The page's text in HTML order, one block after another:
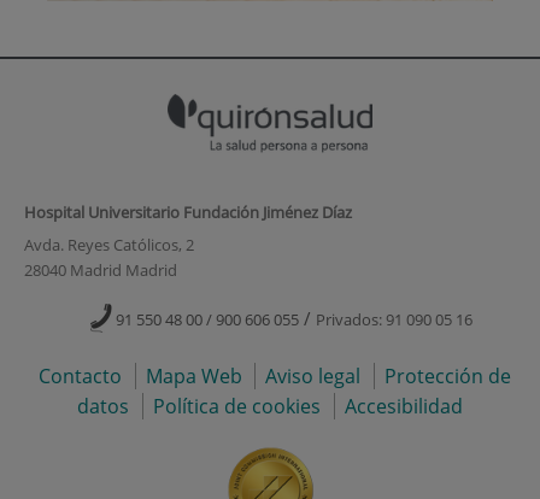
Hospital Universitario Fundación Jiménez Díaz
Avda. Reyes Católicos, 2
28040 Madrid Madrid
91 550 48 00 / 900 606 055 / Privados: 91 090 05 16
Contacto Mapa Web Aviso legal
Protección de
datos
Política de cookies Accesibilidad